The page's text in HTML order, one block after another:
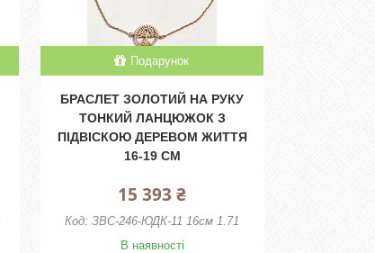
Подарунок
БРАСЛЕТ ЗОЛОТИЙ НА РУКУ
ТОНКИЙ ЛАНЦЮЖОК З
ПІДВІСКОЮ ДЕРЕВОМ ЖИТТЯ
16-19 СМ
15 393 ₴
ЗВС-246-ЮДК-11 16см 1.71
В наявності